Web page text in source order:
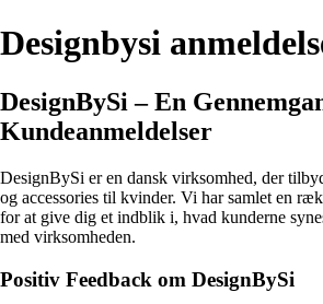
Designbysi
DesignBySi – En
Kundeanmeldelser
DesignBySi er en dansk virksomhed, der
og accessories til kvinder. Vi har samlet en
for at give dig et indblik i, hvad kunderne
med virksomheden.
Positiv Feedback om DesignBySi